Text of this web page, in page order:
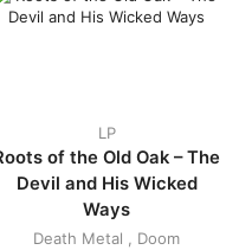
LP
of the Old Oak – The
Devil and His Wicked
Ways
Death Metal
Doom